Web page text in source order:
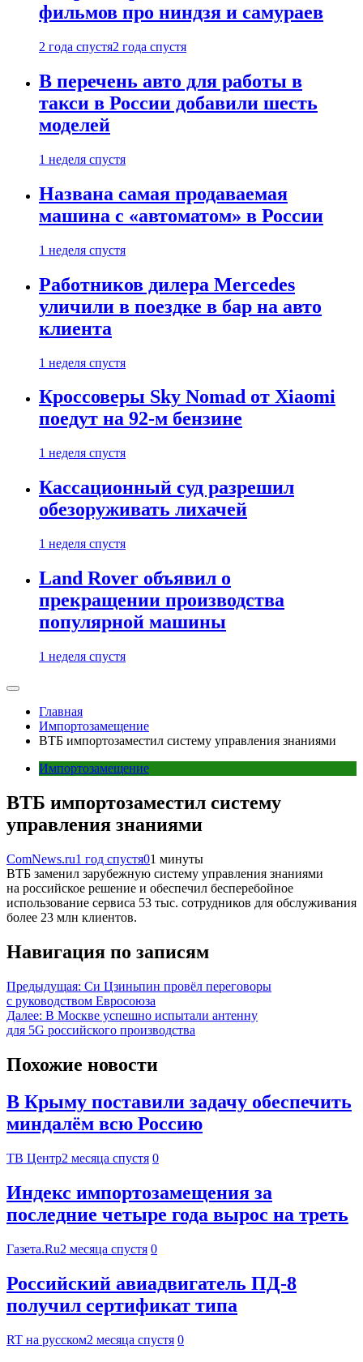
фильмов про ниндзя и самураев
2 года спустя2 года спустя
В перечень авто для работы в
такси в России добавили шесть
моделей
1 неделя спустя
Названа самая продаваемая
машина с «автоматом» в России
1 неделя спустя
Работников дилера Mercedes
уличили в поездке в бар на авто
клиента
1 неделя спустя
Кроссоверы Sky Nomad от Xiaomi
поедут на 92-м бензине
1 неделя спустя
Кассационный суд разрешил
обезоруживать лихачей
1 неделя спустя
Land Rover объявил о
прекращении производства
популярной машины
1 неделя спустя
Главная
Импортозамещение
ВТБ импортозаместил систему управления знаниями
Импортозамещение
ВТБ импортозаместил систему
управления знаниями
ComNews.ru1 год спустя01 минуты
ВТБ заменил зарубежную систему управления знаниями
на российское решение и обеспечил бесперебойное
использование сервиса 53 тыс. сотрудников для обслуживания
более 23 млн клиентов.
Навигация по записям
Предыдущая: Си Цзиньпин провёл переговоры
с руководством Евросоюза
Далее: В Москве успешно испытали антенну
для 5G российского производства
Похожие новости
В Крыму поставили задачу обеспечить
миндалём всю Россию
ТВ Центр2 месяца спустя 0
Индекс импортозамещения за
последние четыре года вырос на треть
Газета.Ru2 месяца спустя 0
Российский авиадвигатель ПД-8
получил сертификат типа
RT на русском2 месяца спустя 0